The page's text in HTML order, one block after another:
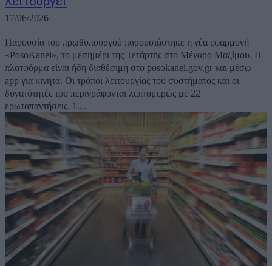
17/06/2026
Παρουσία του πρωθυπουργού παρουσιάστηκε η νέα εφαρμογή
«PosoKanei», το μεσημέρι της Τετάρτης στο Μέγαρο Μαξίμου. Η
πλατφόρμα είναι ήδη διαθέσιμη στο posokanei.gov.gr και μέσω
app για κινητά. Οι τρόποι λειτουργίας του συστήματος και οι
δυνατότητές του περιγράφονται λεπτομερώς με 22
ερωταπαντήσεις. 1....